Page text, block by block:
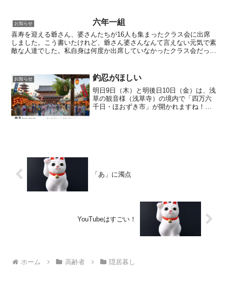
お知らせ 六年一組
喜寿を迎える爺さん、婆さんたちが16人も集まったクラス会に出席
しました。こう書いたけれど、爺さん婆さんなんて言えない元気で素
敵な人達でした。私自身は何度か出席していなかったクラス会だった
お知らせ 釣忍がほしい
明日9日（木）と明後日10日（金）は、浅
草の観音様（浅草寺）の境内で「四万六
千日・ほおずき市」が開かれますね！と
「あ」に濁点
YouTubeはすごい！
ホーム 高齢者 隠居暮し